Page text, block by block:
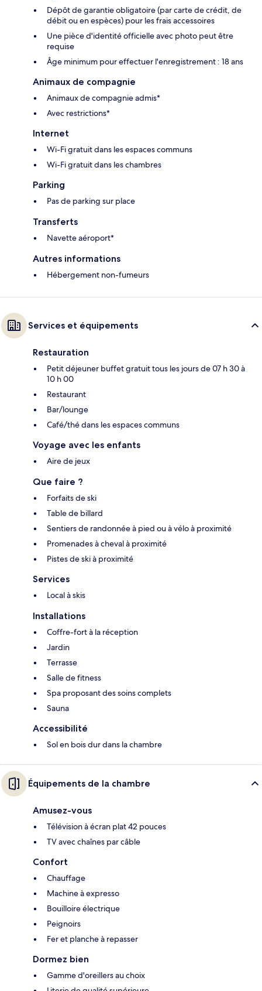
Dépôt de garantie obligatoire (par carte de crédit, de
débit ou en espèces) pour les frais accessoires
Une pièce d'identité officielle avec photo peut être
requise
Âge minimum pour effectuer l'enregistrement : 18 ans
Animaux de compagnie
Animaux de compagnie admis*
Avec restrictions*
Internet
Wi-Fi gratuit dans les espaces communs
Wi-Fi gratuit dans les chambres
Parking
Pas de parking sur place
Transferts
Navette aéroport*
Autres informations
Hébergement non-fumeurs
Services et équipements
Restauration
Petit déjeuner buffet gratuit tous les jours de 07 h 30 à
10 h 00
Restaurant
Bar/lounge
Café/thé dans les espaces communs
Voyage avec les enfants
Aire de jeux
Que faire ?
Forfaits de ski
Table de billard
Sentiers de randonnée à pied ou à vélo à proximité
Promenades à cheval à proximité
Pistes de ski à proximité
Services
Local à skis
Installations
Coffre-fort à la réception
Jardin
Terrasse
Salle de fitness
Spa proposant des soins complets
Sauna
Accessibilité
Sol en bois dur dans la chambre
Équipements de la chambre
Amusez-vous
Télévision à écran plat 42 pouces
TV avec chaînes par câble
Confort
Chauffage
Machine à expresso
Bouilloire électrique
Peignoirs
Fer et planche à repasser
Dormez bien
Gamme d'oreillers au choix